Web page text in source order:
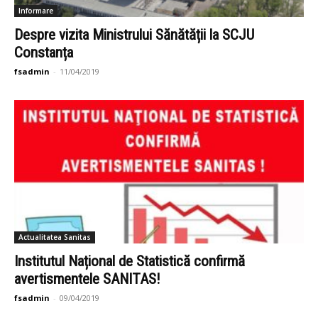
Informare
Despre vizita Ministrului Sănătății la SCJU
Constanța
fsadmin - 11/04/2019
Actualitatea Sanitas
Institutul Național de Statistică confirmă
avertismentele SANITAS!
fsadmin - 09/04/2019